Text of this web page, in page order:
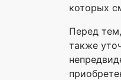
которых
Перед
также